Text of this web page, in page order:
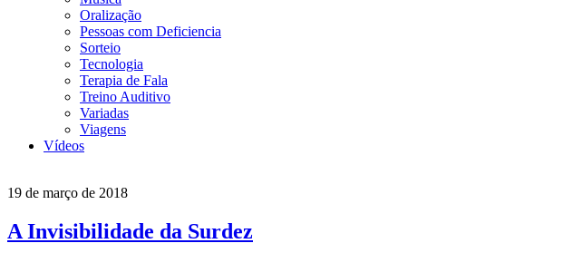
Oralização
Pessoas com Deficiencia
Sorteio
Tecnologia
Terapia de Fala
Treino Auditivo
Variadas
Viagens
Vídeos
19 de março de 2018
A Invisibilidade da Surdez